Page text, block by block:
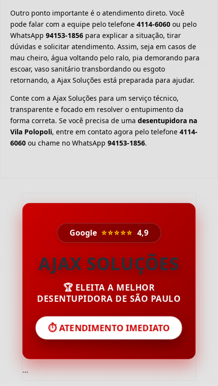
Outro ponto importante é o atendimento direto. Você
pode falar com a equipe pelo telefone 4114-6060 ou pelo
WhatsApp 94153-1856 para explicar a situação, tirar
dúvidas e solicitar atendimento. Assim, seja em casos de
mau cheiro, água voltando pelo ralo, pia demorando para
escoar, vaso sanitário transbordando ou esgoto
retornando, a Ajax Soluções está preparada para ajudar.
Conte com a Ajax Soluções para um serviço técnico,
transparente e focado em resolver o entupimento da
forma correta. Se você precisa de uma desentupidora na
Vila Polopoli, entre em contato agora pelo telefone 4114-
6060 ou chame no WhatsApp 94153-1856.
Google ⭐⭐⭐⭐⭐ 4,9
AJAX SOLUÇÕES
🏆 ELEITA A MELHOR
DESENTUPIDORA DE SÃO PAULO
⏱️ ATENDIMENTO IMEDIATO
```